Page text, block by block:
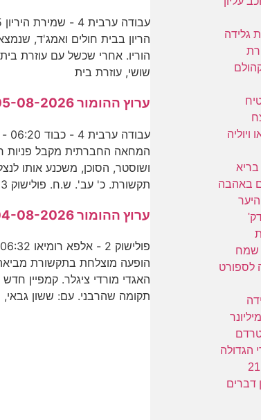
הריון בבית חולים ואמג'ד,
הוריו. אחרי שכשל עם עוזרת
שושי, עוזרת בית
ערוץ ההומור 05-08-2026
המחאה החברתית מקבל פניות
ושוסטר, הסוכן, משכנע אותו
תקשורת. כ' עב'. ש.ח. פולישוק 3 -
ערוץ ההומור 04-08-2026
הופעה מוצלחת בתקשורת
האגדי מורדי ציגלר. קמפיין
תקומה שהרבני. עם: ששון גבאי,